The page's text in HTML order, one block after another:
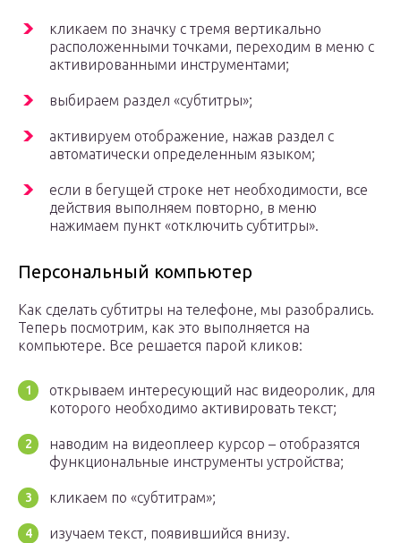
кликаем по значку с тремя вертикально
расположенными точками, переходим в меню с
активированными инструментами;
выбираем раздел «субтитры»;
активируем отображение, нажав раздел с
автоматически определенным языком;
если в бегущей строке нет необходимости, все
действия выполняем повторно, в меню
нажимаем пункт «отключить субтитры».
Персональный компьютер
Как сделать субтитры на телефоне, мы разобрались.
Теперь посмотрим, как это выполняется на
компьютере. Все решается парой кликов:
открываем интересующий нас видеоролик, для
которого необходимо активировать текст;
наводим на видеоплеер курсор – отобразятся
функциональные инструменты устройства;
кликаем по «субтитрам»;
изучаем текст, появившийся внизу.